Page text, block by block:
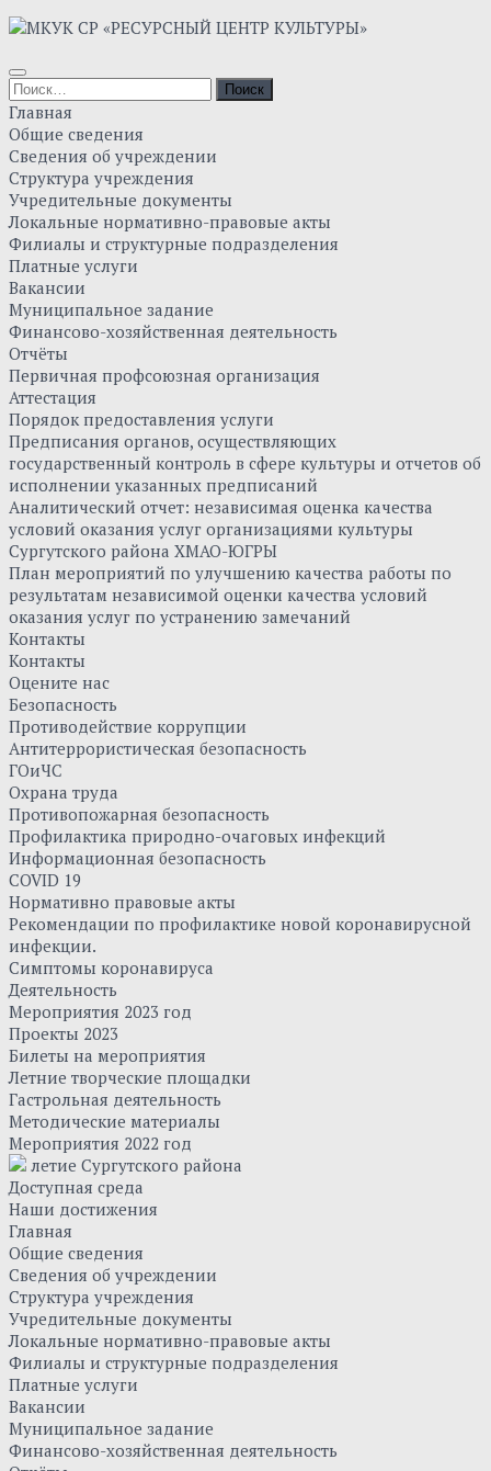
Skip
content
Найти:
Главная
Общие сведения
Сведения об учреждении
Структура учреждения
Учредительные документы
Локальные нормативно-правовые акты
Филиалы и структурные подразделения
Платные услуги
Вакансии
Муниципальное задание
Финансово-хозяйственная деятельность
Отчёты
Первичная профсоюзная организация
Аттестация
Порядок предоставления услуги
Предписания органов, осуществляющих
государственный контроль в сфере культуры и отчетов об
исполнении указанных предписаний
Аналитический отчет: независимая оценка качества
условий оказания услуг организациями культуры
Сургутского района ХМАО-ЮГРЫ
План мероприятий по улучшению качества работы по
результатам независимой оценки качества условий
оказания услуг по устранению замечаний
Контакты
Контакты
Оцените нас
Безопасность
Противодействие коррупции
Антитеррористическая безопасность
ГОиЧС
Охрана труда
Противопожарная безопасность
Профилактика природно-очаговых инфекций
Информационная безопасность
COVID 19
Нормативно правовые акты
Рекомендации по профилактике новой коронавирусной
инфекции.
Симптомы коронавируса
Деятельность
Мероприятия 2023 год
Проекты 2023
Билеты на мероприятия
Летние творческие площадки
Гастрольная деятельность
Методические материалы
Мероприятия 2022 год
летие Сургутского района
Доступная среда
Наши достижения
Главная
Общие сведения
Сведения об учреждении
Структура учреждения
Учредительные документы
Локальные нормативно-правовые акты
Филиалы и структурные подразделения
Платные услуги
Вакансии
Муниципальное задание
Финансово-хозяйственная деятельность